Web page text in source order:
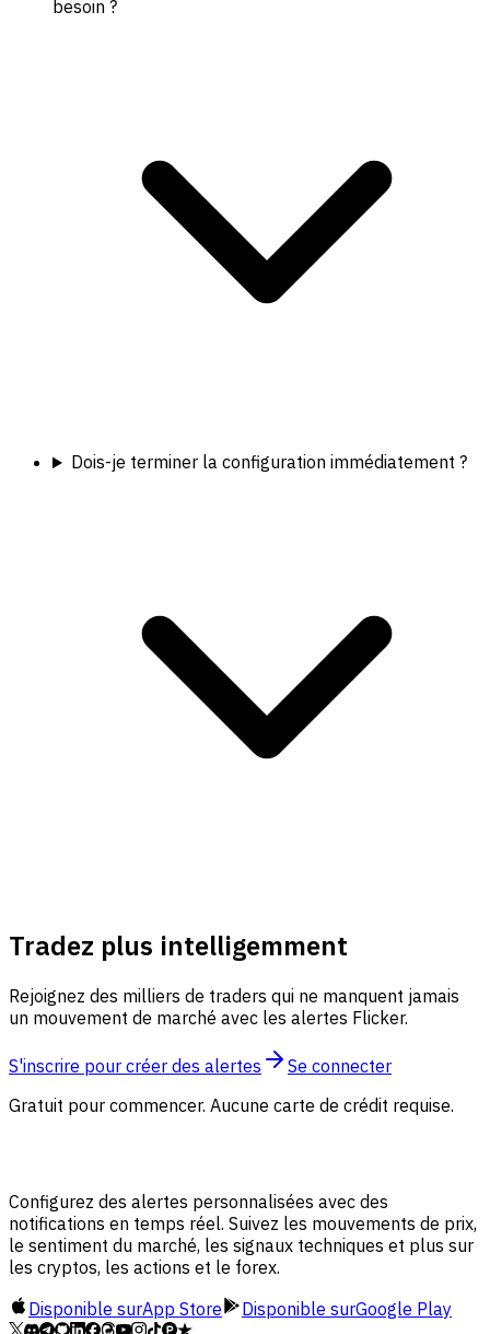
besoin ?
Dois-je terminer la configuration immédiatement ?
Tradez plus intelligemment
Rejoignez des milliers de traders qui ne manquent jamais
un mouvement de marché avec les alertes Flicker.
S'inscrire pour créer des alertes
Se connecter
Gratuit pour commencer. Aucune carte de crédit requise.
Configurez des alertes personnalisées avec des
notifications en temps réel. Suivez les mouvements de prix,
le sentiment du marché, les signaux techniques et plus sur
les cryptos, les actions et le forex.
Disponible surApp Store Disponible surGoogle Play